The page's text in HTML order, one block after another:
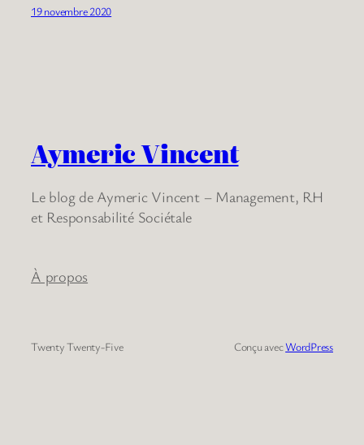
19 novembre 2020
Aymeric Vincent
Le blog de Aymeric Vincent – Management, RH
et Responsabilité Sociétale
À propos
Twenty Twenty-Five Conçu avecWordPress